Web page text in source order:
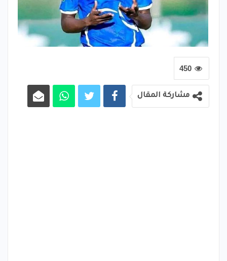
450
مشاركة المقال